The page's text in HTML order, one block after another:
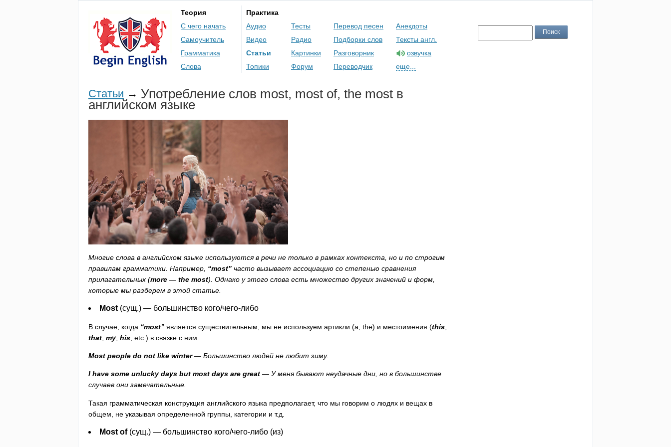
Теория
С чего начать
Самоучитель
Грамматика
Слова
Практика
Аудио
Видео
Статьи
Топики
Тесты
Радио
Картинки
Форум
Перевод песен
Подборки слов
Разговорник
Переводчик
Анекдоты
Тексты англ.
озвучка
еще...
Статьи → Употребление слов most, most of, the most в
английском языке
Многие слова в английском языке используются в речи не только в рамках контекста, но и по строгим
правилам грамматики. Например, “most” часто вызывает ассоциацию со степенью сравнения
прилагательных (more — the most). Однако у этого слова есть множество других значений и форм,
которые мы разберем в этой статье.
Most (сущ.) — большинство кого/чего-либо
В случае, когда “most” является существительным, мы не используем артикли (a the) и местоимения (this
that my, his etc .) в связке с ним.
Most people do not like winter— Большинство людей не любит зиму.
I have some unlucky days but most days are great — У меня бывают неудачные дни, но в большинстве
случаев они замечательные.
Такая грамматическая конструкция английского языка предполагает, что мы говорим о людях и вещах в
общем, не указывая определенной группы, категории и т.д.
Most of(сущ.) — большинство кого/чего-либо (из)